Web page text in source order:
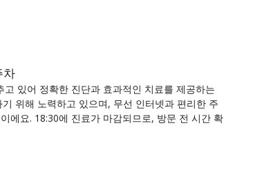
차
있어 정확한 진단과 효과적인 치료를 제공하는
위해 노력하고 있으며, 무선 인터넷과 편리한 주
에요. 18:30에 진료가 마감되므로, 방문 전 시간 확